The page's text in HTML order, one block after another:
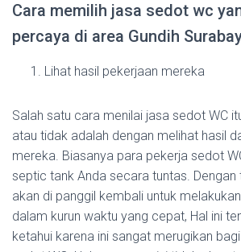
Cara memilih jasa sedot wc
percaya di area Gundih
Lihat hasil pekerjaan mereka
Salah satu cara menilai jasa sedot WC
atau tidak adalah dengan melihat hasil
mereka. Biasanya para pekerja sedot
septic tank Anda secara tuntas.
akan di panggil kembali untuk
dalam kurun waktu yang cepat, Hal ini
ketahui karena ini sangat merugikan